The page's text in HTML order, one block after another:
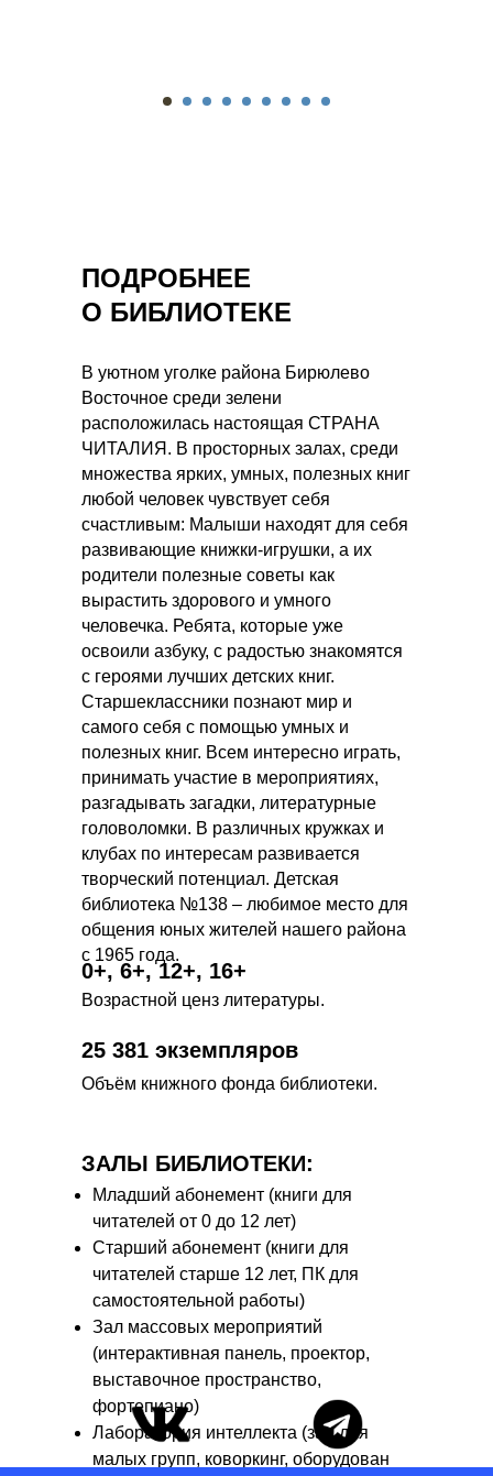
В уютном уголке района Бирюлево
Восточное среди зелени
расположилась настоящая СТРАНА
ЧИТАЛИЯ. В просторных залах, среди
множества ярких, умных, полезных книг
любой человек чувствует себя
счастливым: Малыши находят для себя
развивающие книжки-игрушки, а их
родители полезные советы как
вырастить здорового и умного
человечка. Ребята, которые уже
освоили азбуку, с радостью знакомятся
с героями лучших детских книг.
Старшеклассники познают мир и
самого себя с помощью умных и
полезных книг. Всем интересно играть,
принимать участие в мероприятиях,
разгадывать загадки, литературные
головоломки. В различных кружках и
клубах по интересам развивается
творческий потенциал. Детская
библиотека №138 – любимое место для
общения юных жителей нашего района
с 1965 года.
ПОДРОБНЕЕ
О БИБЛИОТЕКЕ
0+, 6+, 12+, 16+
Возрастной ценз литературы.
25 381 экземпляров
Объём книжного фонда библиотеки.
ЗАЛЫ БИБЛИОТЕКИ:
Младший абонемент (книги для
читателей от 0 до 12 лет)
Старший абонемент (книги для
читателей старше 12 лет, ПК для
самостоятельной работы)
Зал массовых мероприятий
(интерактивная панель, проектор,
выставочное пространство,
фортепиано)
Лаборатория интеллекта (зал для
малых групп, коворкинг, оборудован